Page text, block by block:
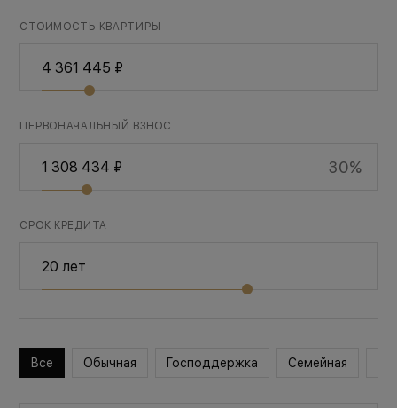
СТОИМОСТЬ КВАРТИРЫ
ПЕРВОНАЧАЛЬНЫЙ ВЗНОС
30%
СРОК КРЕДИТА
Все Обычная Господдержка Семейная